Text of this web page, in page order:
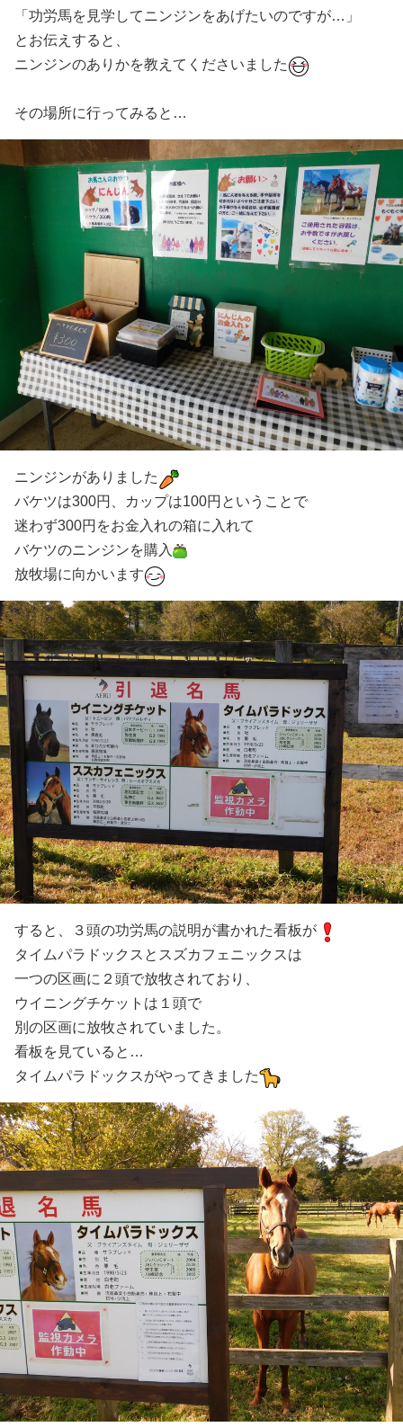
「功労馬を見学してニンジンをあげたいのですが…」
とお伝えすると、
ニンジンのありかを教えてくださいました
その場所に行ってみると…
ニンジンがありました
バケツは300円、カップは100円ということで
迷わず300円をお金入れの箱に入れて
バケツのニンジンを購入
放牧場に向かいます
すると、３頭の功労馬の説明が書かれた看板が
タイムパラドックスとスズカフェニックスは
一つの区画に２頭で放牧されており、
ウイニングチケットは１頭で
別の区画に放牧されていました。
看板を見ていると…
タイムパラドックスがやってきました